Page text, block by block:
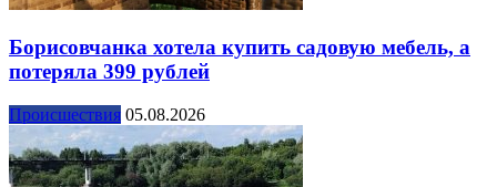
Борисовчанка хотела купить садовую мебель, а
потеряла 399 рублей
Происшествия 05.08.2026